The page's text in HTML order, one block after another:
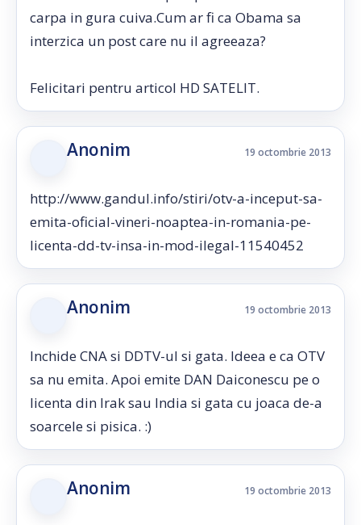
carpa in gura cuiva.Cum ar fi ca Obama sa
interzica un post care nu il agreeaza?
Felicitari pentru articol HD SATELIT.
Anonim 19 octombrie 2013
http://www.gandul.info/stiri/otv-a-inceput-sa-
emita-oficial-vineri-noaptea-in-romania-pe-
licenta-dd-tv-insa-in-mod-ilegal-11540452
Anonim 19 octombrie 2013
Inchide CNA si DDTV-ul si gata. Ideea e ca OTV
sa nu emita. Apoi emite DAN Daiconescu pe o
licenta din Irak sau India si gata cu joaca de-a
soarcele si pisica. :)
Anonim 19 octombrie 2013